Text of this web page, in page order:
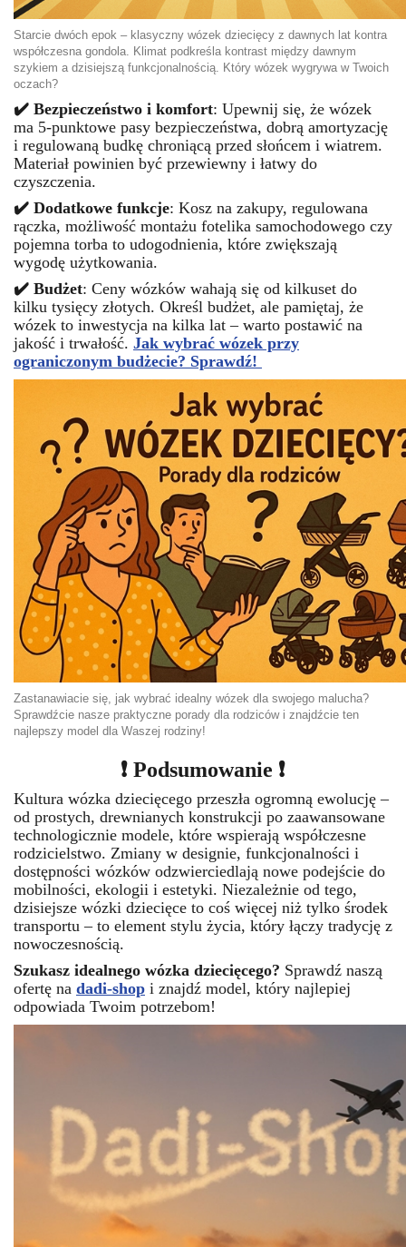
Starcie dwóch epok – klasyczny wózek dziecięcy z dawnych lat kontra
współczesna gondola. Klimat podkreśla kontrast między dawnym
szykiem a dzisiejszą funkcjonalnością. Który wózek wygrywa w Twoich
oczach?
✔️ Bezpieczeństwo i komfort: Upewnij się, że wózek
ma 5-punktowe pasy bezpieczeństwa, dobrą amortyzację
i regulowaną budkę chroniącą przed słońcem i wiatrem.
Materiał powinien być przewiewny i łatwy do
czyszczenia.
✔️ Dodatkowe funkcje: Kosz na zakupy, regulowana
rączka, możliwość montażu fotelika samochodowego czy
pojemna torba to udogodnienia, które zwiększają
wygodę użytkowania.
✔️ Budżet: Ceny wózków wahają się od kilkuset do
kilku tysięcy złotych. Określ budżet, ale pamiętaj, że
wózek to inwestycja na kilka lat – warto postawić na
jakość i trwałość. Jak wybrać wózek przy
ograniczonym budżecie? Sprawdź!
Zastanawiacie się, jak wybrać idealny wózek dla swojego malucha?
Sprawdźcie nasze praktyczne porady dla rodziców i znajdźcie ten
najlepszy model dla Waszej rodziny!
❗ Podsumowanie ❗
Kultura wózka dziecięcego przeszła ogromną ewolucję –
od prostych, drewnianych konstrukcji po zaawansowane
technologicznie modele, które wspierają współczesne
rodzicielstwo. Zmiany w designie, funkcjonalności i
dostępności wózków odzwierciedlają nowe podejście do
mobilności, ekologii i estetyki. Niezależnie od tego,
dzisiejsze wózki dziecięce to coś więcej niż tylko środek
transportu – to element stylu życia, który łączy tradycję z
nowoczesnością.
Szukasz idealnego wózka dziecięcego? Sprawdź naszą
ofertę na dadi-shop i znajdź model, który najlepiej
odpowiada Twoim potrzebom!